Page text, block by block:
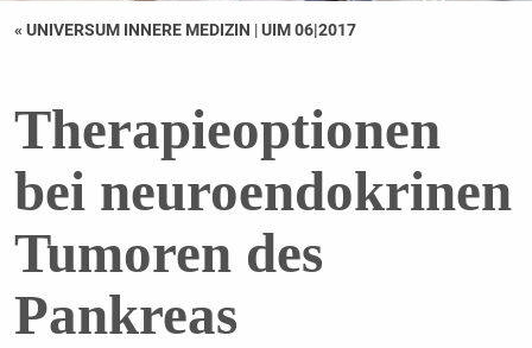
« UNIVERSUM INNERE MEDIZIN |UIM 06|2017
Therapieoptionen
bei neuroendokrinen
Tumoren des
Pankreas